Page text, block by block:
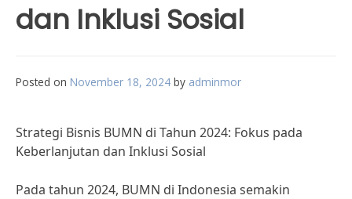
dan Inklusi Sosial
Posted on November 18, 2024 by adminmor
Strategi Bisnis BUMN di Tahun 2024: Fokus pada
Keberlanjutan dan Inklusi Sosial
Pada tahun 2024, BUMN di Indonesia semakin